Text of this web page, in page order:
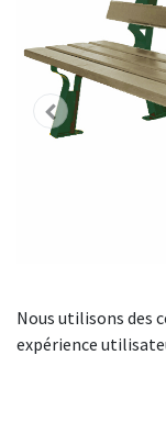
Banc
longueur
Nous utilisons des
expérience